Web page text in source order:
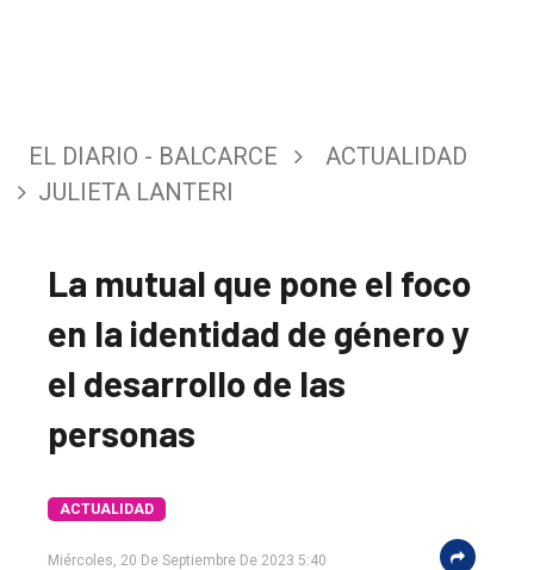
EL DIARIO - BALCARCE
ACTUALIDAD
JULIETA LANTERI
La mutual que pone el foco
en la identidad de género y
el desarrollo de las
personas
ACTUALIDAD
Miércoles, 20 De Septiembre De 2023 5:40